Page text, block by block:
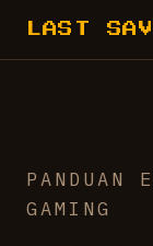
LAST
PANDUAN
GAMING